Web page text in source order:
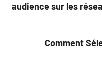
audience sur les
Comment